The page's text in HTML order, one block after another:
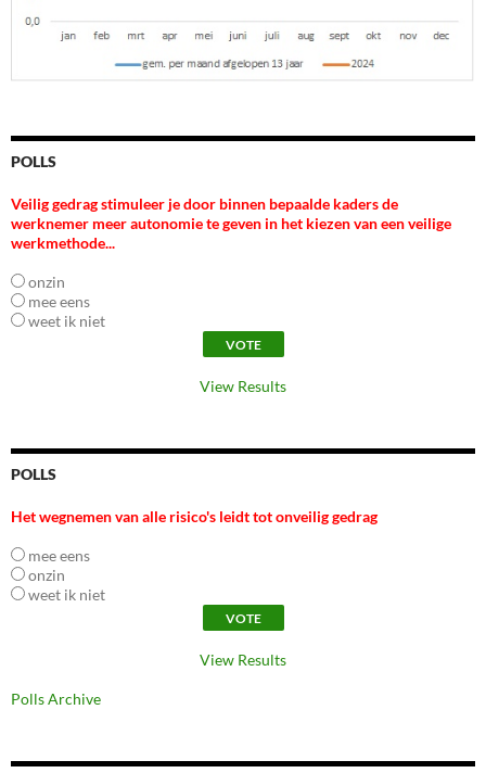
POLLS
Veilig gedrag stimuleer je door binnen bepaalde kaders de
werknemer meer autonomie te geven in het kiezen van een veilige
werkmethode...
onzin
mee eens
weet ik niet
View Results
POLLS
Het wegnemen van alle risico's leidt tot onveilig gedrag
mee eens
onzin
weet ik niet
View Results
Polls Archive